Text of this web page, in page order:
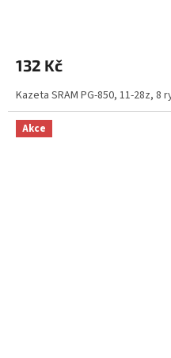
132 Kč
Kazeta SRAM PG-850, 11-28z, 8
Akce